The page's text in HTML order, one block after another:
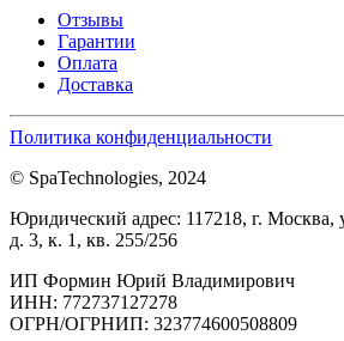
Отзывы
Гарантии
Оплата
Доставка
Политика конфиденциальности
© SpaTechnologies, 2024
Юридический адрес: 117218, г. Москва,
д. 3, к. 1, кв. 255/256
ИП Формин Юрий Владимирович
ИНН: 772737127278
ОГРН/ОГРНИП: 323774600508809